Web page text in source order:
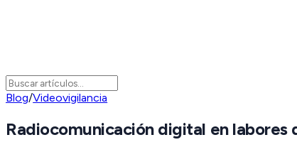
Blog/Videovigilancia
Radiocomunicación digital en labores